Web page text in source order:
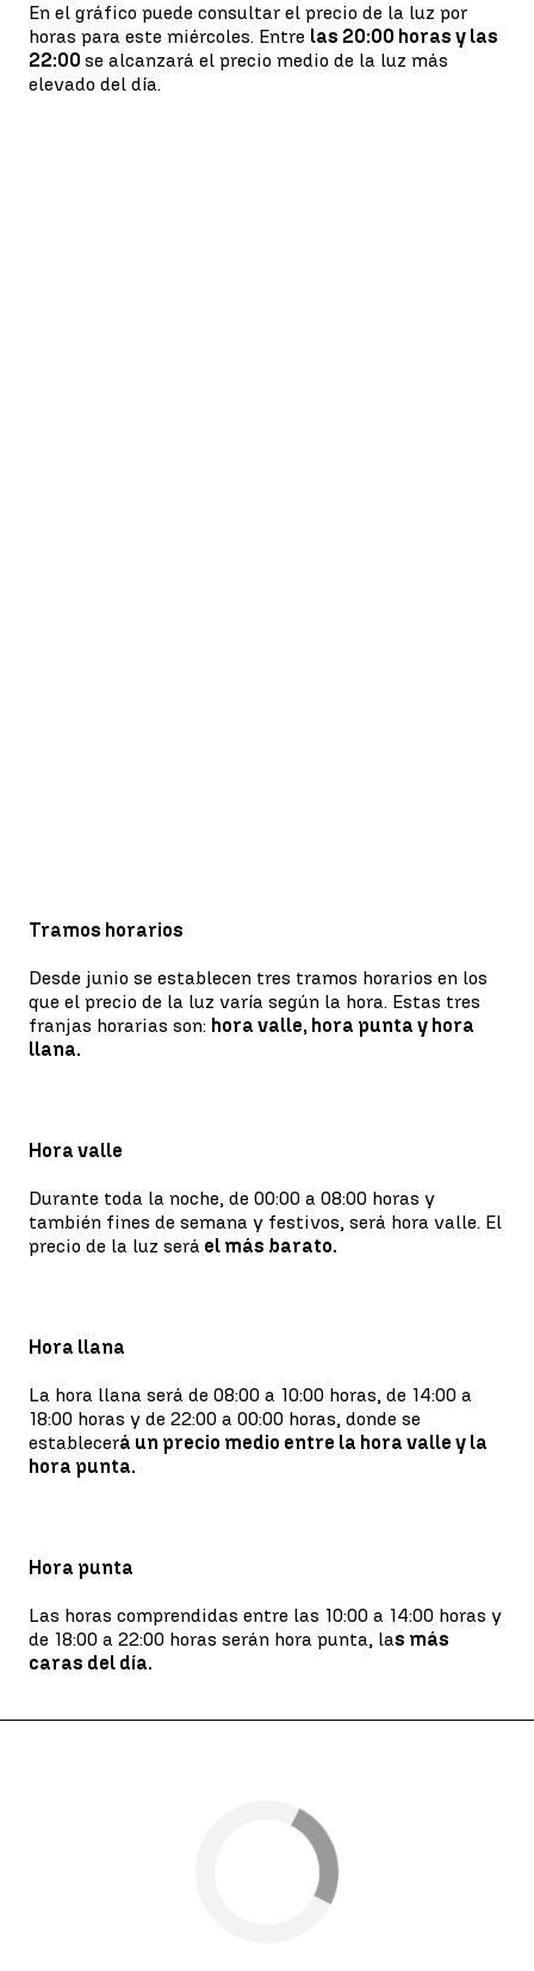
En el gráfico puede consultar el precio de la luz por
horas para este miércoles. Entre las 20:00 horas y las
22:00 se alcanzará el precio medio de la luz más
elevado del día.
Tramos horarios
Desde junio se establecen tres tramos horarios en los
que el precio de la luz varía según la hora. Estas tres
franjas horarias son: hora valle, hora punta y hora
llana.
Hora valle
Durante toda la noche, de 00:00 a 08:00 horas y
también fines de semana y festivos, será hora valle. El
precio de la luz será el más barato.
Hora llana
La hora llana será de 08:00 a 10:00 horas, de 14:00 a
18:00 horas y de 22:00 a 00:00 horas, donde se
establecerá un precio medio entre la hora valle y la
hora punta.
Hora punta
Las horas comprendidas entre las 10:00 a 14:00 horas y
de 18:00 a 22:00 horas serán hora punta, las más
caras del día.